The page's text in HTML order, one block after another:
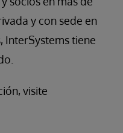
y con sede en
InterSystems tiene
visite